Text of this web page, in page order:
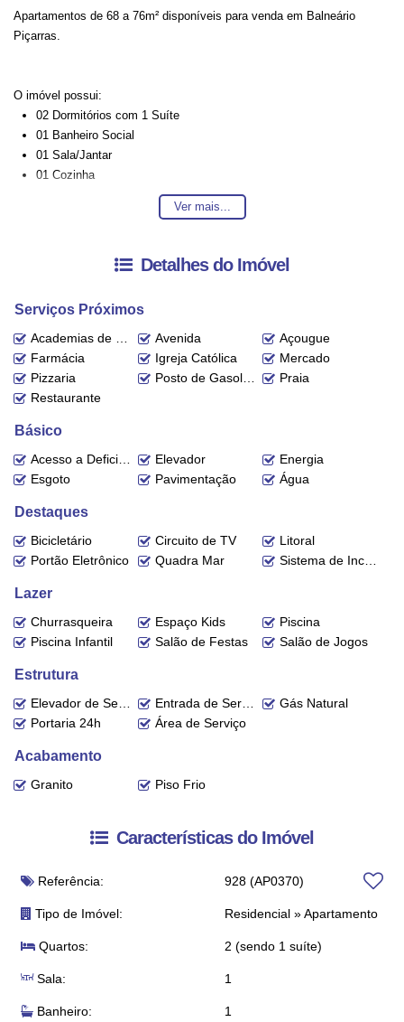
Apartamentos de 68 a 76m² disponíveis para venda em Balneário
Piçarras.
O imóvel possui:
02 Dormitórios com 1 Suíte
01 Banheiro Social
01 Sala/Jantar
01 Cozinha
Incorporação nº: R.-3-67.586
Entre em contato conosco para mais informações, ficaremos felizes em
lhe atender. 😀
A disponibilidade e valores dos imóveis estão sujeitos a alteração sem
aviso prévio.
Ver mais...
Detalhes do Imóvel
Serviços Próximos
Academias de ginástica Avenida
Açougue
Farmácia
Igreja Católica
Mercado
Pizzaria
Posto de Gasolina
Praia
Restaurante
Básico
Acesso a Deficientes Elevador
Energia
Esgoto
Pavimentação Água
Destaques
Bicicletário Circuito de TV
Litoral
Portão Eletrônico
Quadra Mar Sistema de Incêndio
Lazer
Churrasqueira Espaço Kids
Piscina
Piscina Infantil
Salão de Festas Salão de Jogos
Estrutura
Elevador de Serviço Entrada de Serviço
Gás Natural
Portaria 24h
Área de Serviço
Acabamento
Granito Piso Frio
Características do Imóvel
Referência: 928 (AP0370)
Tipo de Imóvel: Residencial »Apartamento
Quartos: 2 (sendo 1 suíte)
Sala: 1
Banheiro: 1